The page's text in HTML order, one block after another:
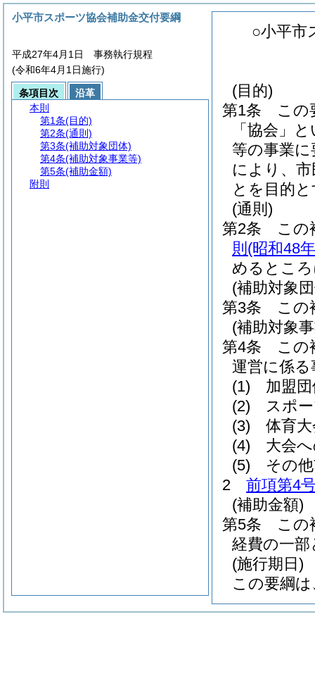
○小平市
(目的)
第1条
この
「協会」
等の事業
により、
とを目的
(通則)
第2条
この
則 (昭和48
めるとこ
(補助対象
第3条
この
(補助対象
第4条
この
運営に係
(1)
加盟
(2)
スポ
(3)
体育
(4)
大会
(5)
その
2
前項第4
(補助金額)
第5条
この
経費の一
(施行期日)
この要綱
小平市スポーツ協会補助金交付要綱
平成27年4月1日 事務執行規程
(令和6年4月1日施行)
条項目次
沿革
本則
第1条(目的)
第2条(通則)
第3条(補助対象団体)
第4条(補助対象事業等)
第5条(補助金額)
附則